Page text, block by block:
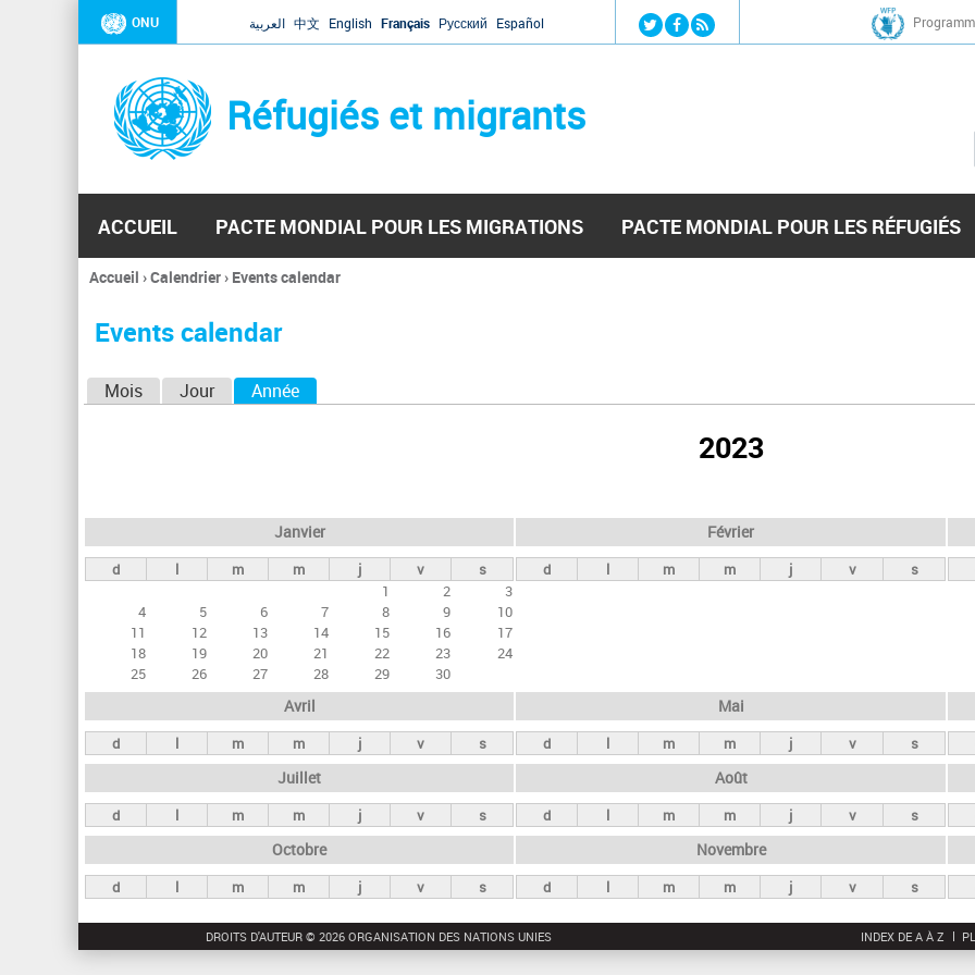
Jump to navigation
ONU العربية 中文 English Français Русский Español
Réfugiés et migrants
ACCUEIL PACTE MONDIAL POUR LES MIGRATIONS PACTE MONDIAL POUR LES RÉFUGIÉS
Vous
ici
Accueil ›Calendrier› Events calendar
Events calendar
e
t
s
n
c
i
p
a
x
Mois Jour Année
2023
Janvier
d l m m j v
s
1
2
3
4
5 6 7 8 9
10
11
12 13 14 15 16
17
18
19 20 21 22 23
24
25
26 27 28 29 30
Février
d l m m j v s
Avril
d l m m j v s
Mai
d l m m j v s
Juillet
d l m m j v s
Août
d l m m j v s
Octobre
d l m m j v s
Novembre
d l m m j v s
DROITS D'AUTEUR © 2026 ORGANISATION DES NATIONS UNIES INDEX DE A À Z